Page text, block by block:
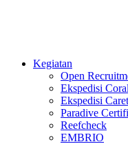
Kegiatan
Open
Ekspedisi
Ekspedisi
Paradive
Reefcheck
EMBRIO